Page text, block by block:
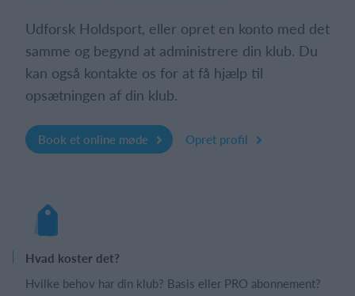
Udforsk Holdsport, eller opret en konto med det
samme og begynd at administrere din klub. Du
kan også kontakte os for at få hjælp til
opsætningen af din klub.
Book et online møde Opret profil
Hvad koster det?
Hvilke behov har din klub? Basis eller PRO abonnement?